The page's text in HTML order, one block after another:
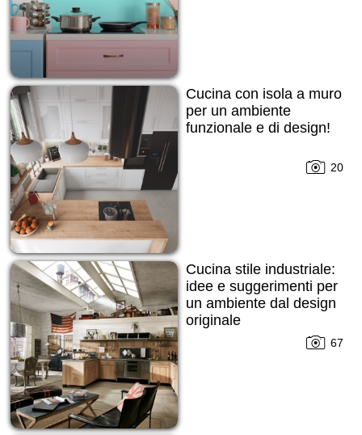
Cucina con isola a muro
per un ambiente
funzionale e di design!
20
Cucina stile industriale:
idee e suggerimenti per
un ambiente dal design
originale
67